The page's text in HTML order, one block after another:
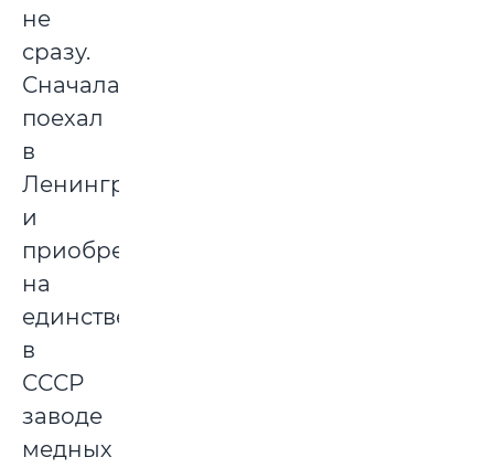
не
сразу.
Сначала
поехал
в
Ленинград
и
приобрел
на
единственном
в
СССР
заводе
медных